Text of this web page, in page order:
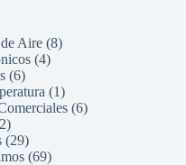
Aire 88
44
66
productos
11
producto
66
22
productos
2929
productos
6969